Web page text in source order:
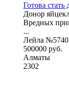
Готова
Донор
Вредных
...
Лейла
500000 руб.
Алматы
2302